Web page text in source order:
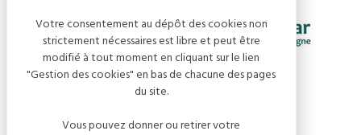
Votre consentement au dépôt des cookies non
strictement nécessaires est libre et peut être
modifié à tout moment en cliquant sur le lien
"Gestion des cookies" en bas de chacune des pages
du site.
Vous pouvez donner ou retirer votre